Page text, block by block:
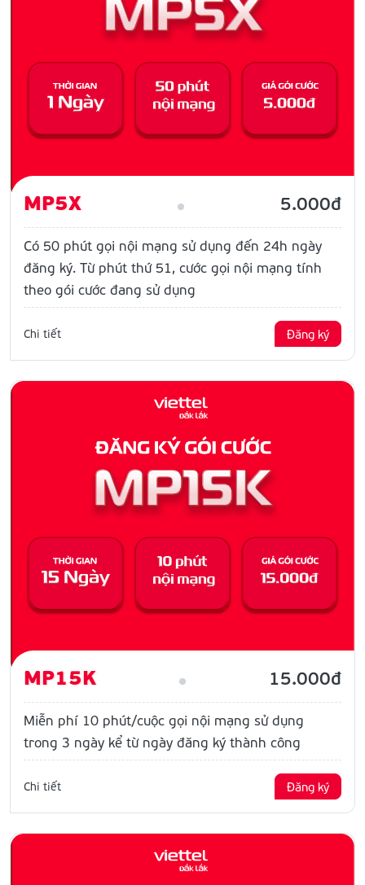
MP5X 5.000đ
Có 50 phút gọi nội mạng sử dụng đến 24h ngày
đăng ký. Từ phút thứ 51, cước gọi nội mạng tính
theo gói cước đang sử dụng
Chi tiết Đăng ký
MP15K 15.000đ
Miễn phí 10 phút/cuộc gọi nội mạng sử dụng
trong 3 ngày kể từ ngày đăng ký thành công
Chi tiết Đăng ký